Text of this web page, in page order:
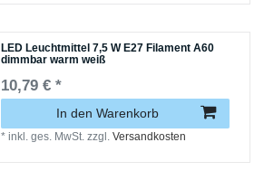
LED Leuchtmittel 7,5 W E27 Filament A60
dimmbar warm weiß
10,79 € *
In den Warenkorb
*inkl. ges. MwSt. zzgl.Versandkosten